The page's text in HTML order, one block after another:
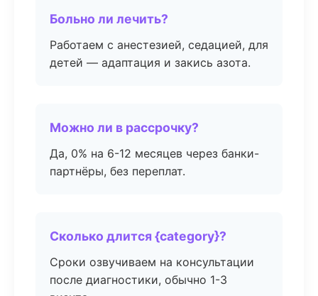
Больно ли лечить?
Работаем с анестезией, седацией, для
детей — адаптация и закись азота.
Можно ли в рассрочку?
Да, 0% на 6-12 месяцев через банки-
партнёры, без переплат.
Сколько длится {category}?
Сроки озвучиваем на консультации
после диагностики, обычно 1-3